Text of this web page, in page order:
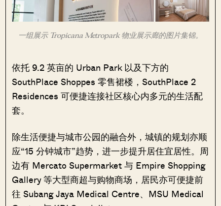
一组展示 Tropicana Metropark 物业展示廊的图片集锦。
依托 9.2 英亩的 Urban Park 以及下方的
SouthPlace Shoppes 零售裙楼，SouthPlace 2
Residences 可便捷连接社区核心内多元的生活配
套。
除生活便捷与城市公园的融合外，城镇的规划亦顺
应“15 分钟城市”趋势，进一步提升居住宜居性。周
边有 Mercato Supermarket 与 Empire Shopping
Gallery 等大型商超与购物商场，居民亦可便捷前
往 Subang Jaya Medical Centre、MSU Medical